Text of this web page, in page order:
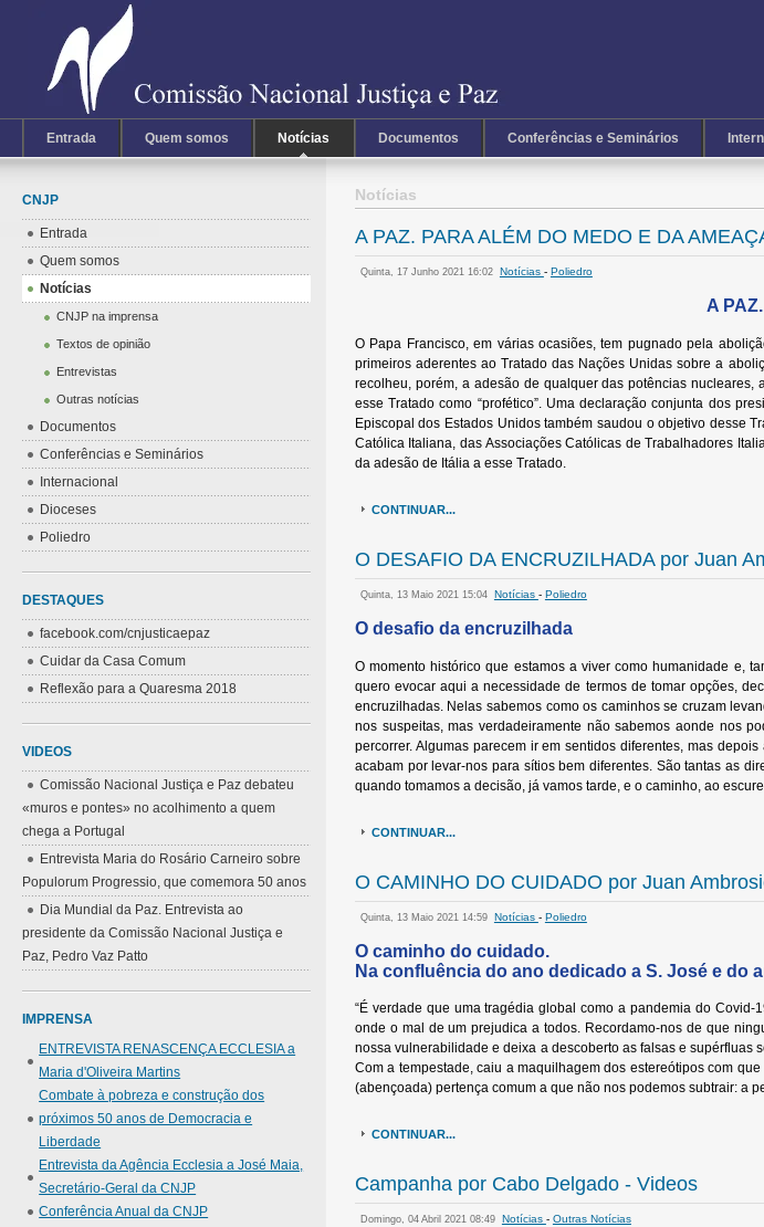
Entrada Quem somos Notícias Documentos Conferências e Seminários
Notícias
A PAZ. PARA ALÉM DO MEDO E DA
Quinta, 17 Junho 2021 16:02 Notícias - Poliedro
A
O Papa Francisco, em várias ocasiões, tem pugnado pela
primeiros aderentes ao Tratado das Nações Unidas sobre a
recolheu, porém, a adesão de qualquer das potências
esse Tratado como “profético”. Uma declaração conjunta dos
Episcopal dos Estados Unidos também saudou o objetivo desse
Católica Italiana, das Associações Católicas de Trabalhadores
da adesão de Itália a esse Tratado.
CONTINUAR...
O DESAFIO DA ENCRUZILHADA por Juan
Quinta, 13 Maio 2021 15:04 Notícias - Poliedro
O desafio da encruzilhada
O momento histórico que estamos a viver como humanidade e,
quero evocar aqui a necessidade de termos de tomar opções,
encruzilhadas. Nelas sabemos como os caminhos se cruzam
nos suspeitas, mas verdadeiramente não sabemos aonde nos
percorrer. Algumas parecem ir em sentidos diferentes, mas
acabam por levar-nos para sítios bem diferentes. São tantas as
quando tomamos a decisão, já vamos tarde, e o caminho, ao
CONTINUAR...
O CAMINHO DO CUIDADO por Juan
Quinta, 13 Maio 2021 14:59 Notícias - Poliedro
O caminho do cuidado.
Na confluência do ano dedicado a S. José e do
“É verdade que uma tragédia global como a pandemia do
onde o mal de um prejudica a todos. Recordamo-nos de que
nossa vulnerabilidade e deixa a descoberto as falsas e
Com a tempestade, caiu a maquilhagem dos estereótipos com
(abençoada) pertença comum a que não nos podemos subtrair: a
CONTINUAR...
Campanha por Cabo Delgado - Videos
Domingo, 04 Abril 2021 08:49 Notícias - Outras Notícias
CNJP
Entrada
Quem somos
Notícias
CNJP na imprensa
Textos de opinião
Entrevistas
Outras notícias
Documentos
Conferências e Seminários
Internacional
Dioceses
Poliedro
DESTAQUES
facebook.com/cnjusticaepaz
Cuidar da Casa Comum
Reflexão para a Quaresma 2018
VIDEOS
Comissão Nacional Justiça e Paz debateu
«muros e pontes» no acolhimento a quem
chega a Portugal
Entrevista Maria do Rosário Carneiro sobre
Populorum Progressio, que comemora 50 anos
Dia Mundial da Paz. Entrevista ao
presidente da Comissão Nacional Justiça e
Paz, Pedro Vaz Patto
IMPRENSA
ENTREVISTA RENASCENÇA ECCLESIA a
Maria d'Oliveira Martins
Combate à pobreza e construção dos
próximos 50 anos de Democracia e
Liberdade
Entrevista da Agência Ecclesia a José Maia,
Secretário-Geral da CNJP
Conferência Anual da CNJP